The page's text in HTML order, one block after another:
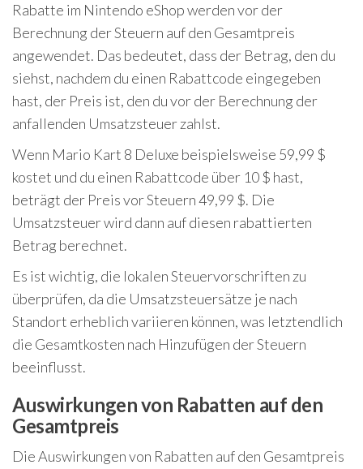
Rabatte im Nintendo eShop werden vor der
Berechnung der Steuern auf den Gesamtpreis
angewendet. Das bedeutet, dass der Betrag, den du
siehst, nachdem du einen Rabattcode eingegeben
hast, der Preis ist, den du vor der Berechnung der
anfallenden Umsatzsteuer zahlst.
Wenn Mario Kart 8 Deluxe beispielsweise 59,99 $
kostet und du einen Rabattcode über 10 $ hast,
beträgt der Preis vor Steuern 49,99 $. Die
Umsatzsteuer wird dann auf diesen rabattierten
Betrag berechnet.
Es ist wichtig, die lokalen Steuervorschriften zu
überprüfen, da die Umsatzsteuersätze je nach
Standort erheblich variieren können, was letztendlich
die Gesamtkosten nach Hinzufügen der Steuern
beeinflusst.
Auswirkungen von Rabatten auf den
Gesamtpreis
Die Auswirkungen von Rabatten auf den Gesamtpreis